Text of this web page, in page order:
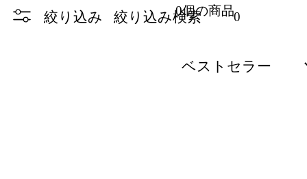
絞り込み 絞り込み検索 0
0個の商品